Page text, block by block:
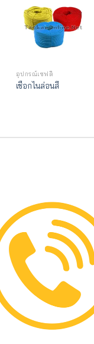
อุปกรณ์เซฟตี้
เชือกไนล่อนสี